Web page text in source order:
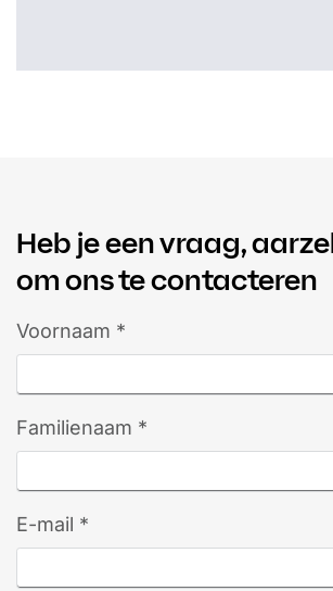
Heb je een vraag,
om ons te contacteren
Voornaam *
Familienaam *
E-mail *